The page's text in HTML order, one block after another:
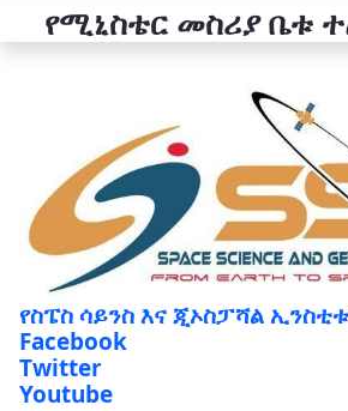
የሚኒስቴር መስሪያ ቤቱ
የስፔስ ሳይንስ እና ጂኦስፓሻል
Facebook
Twitter
Youtube